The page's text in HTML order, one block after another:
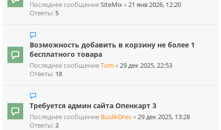
Последнее сообщениеSiteMix«21 янв 2026, 12:20
Ответы:5
Возможность добавить в корзину не более 1
бесплатного товара
Последнее сообщениеTom «29 дек 2025, 22:53
Ответы: 18
Требуется админ сайта Опенкарт 3
Последнее сообщение BuslikDrev«29 дек 2025, 13:28
Ответы:2